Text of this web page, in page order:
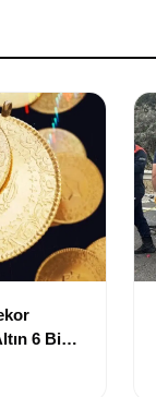
6 Bin